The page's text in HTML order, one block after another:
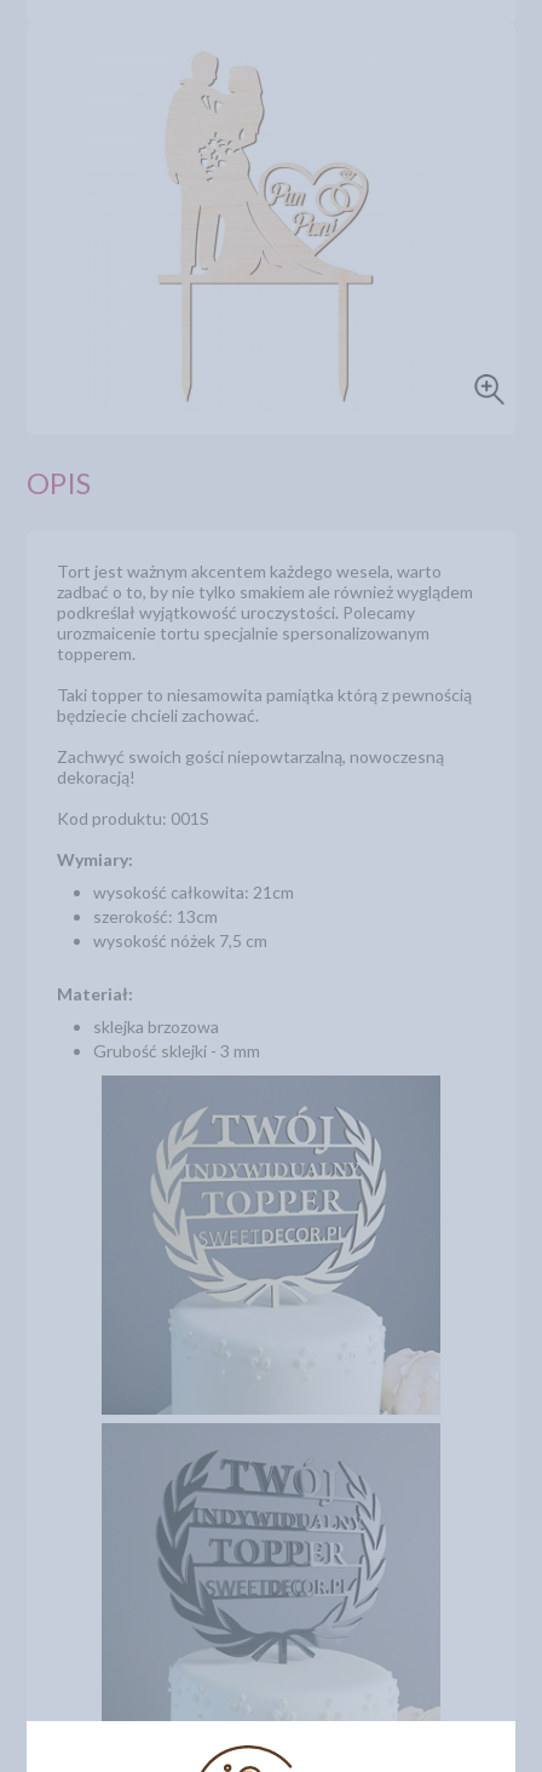
OPIS
Tort jest ważnym akcentem każdego wesela, warto
zadbać o to, by nie tylko smakiem ale również wyglądem
podkreślał wyjątkowość uroczystości. Polecamy
urozmaicenie tortu specjalnie spersonalizowanym
topperem.
Taki topper to niesamowita pamiątka którą z pewnością
będziecie chcieli zachować.
Zachwyć swoich gości niepowtarzalną, nowoczesną
dekoracją!
Kod produktu: 001S
Wymiary:
wysokość całkowita: 21cm
szerokość: 13cm
wysokość nóżek 7,5 cm
Materiał:
sklejka brzozowa
Grubość sklejki - 3 mm